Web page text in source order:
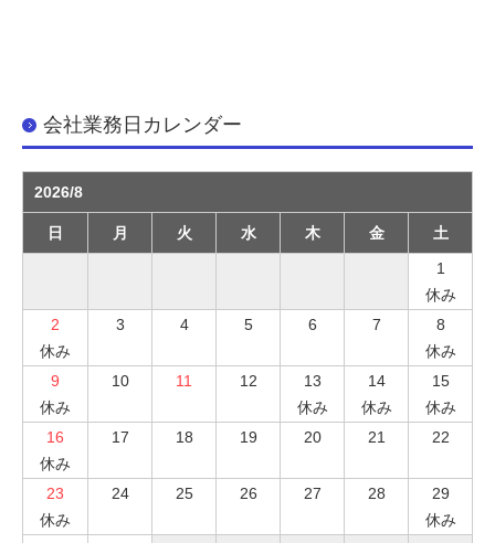
会社業務日カレンダー
2026/8
日 月 火 水 木 金
土
1
休み
2
休み
3 4 5 6 7
8
休み
9
休み
10 11 12
13
休み
14
休み
15
休み
16
休み
17 18 19 20 21 22
23
休み
24 25 26 27 28
29
休み